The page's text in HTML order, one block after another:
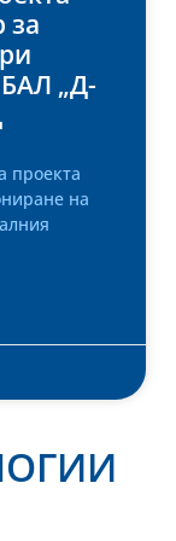
за
„Д-
проекта
на